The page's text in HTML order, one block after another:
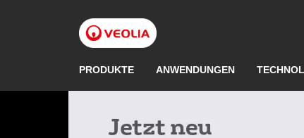
PRODUKTE ANWENDUNGEN